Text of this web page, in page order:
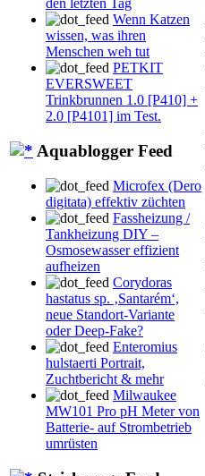
den letzten Tag
Wenn Katzen
wissen, was ihren
Menschen weh tut
PETKIT
EVERSWEET
Trinkbrunnen 1.0 [P410] +
2.0 [P4101] im Test.
Aquablogger Feed
Microfex (Dero
digitata) effektiv züchten
Fassheizung /
Tankheizung DIY –
Osmosewasser effizient
aufheizen
Corydoras
hastatus sp. ‚Santarém‘,
neue Standort-Variante
oder Deep-Fake?
Enteromius
hulstaerti Portrait,
Zuchtbericht & mehr
Milwaukee
MW101 Pro pH Meter von
Batterie- auf Strombetrieb
umrüsten